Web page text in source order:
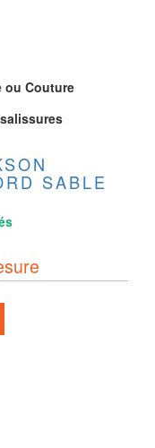
ou Couture
SABLE